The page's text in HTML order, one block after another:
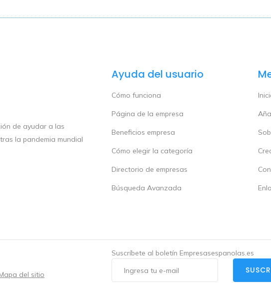
de ayudar a las
la pandemia mundial
Ayuda del usuario
Cómo funciona
Página de la empresa
Beneficios empresa
Cómo elegir la categoría
Directorio de empresas
Búsqueda Avanzada
Suscríbete al boletín Empresasespanolas.es
del sitio